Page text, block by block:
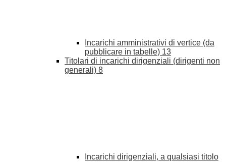
Incarichi amministrativi di vertice (da
pubblicare in tabelle) 13
Titolari di incarichi dirigenziali (dirigenti non
generali) 8
Incarichi dirigenziali, a qualsiasi titolo